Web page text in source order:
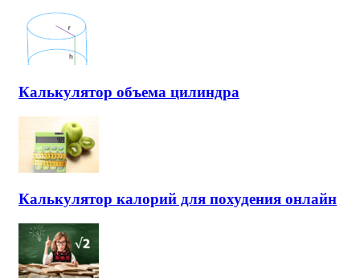
Калькулятор объема цилиндра
Калькулятор калорий для похудения онлайн